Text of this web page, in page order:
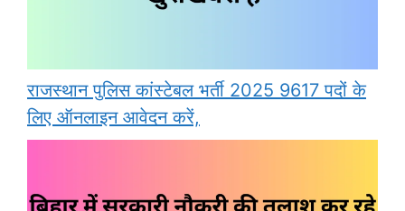
राजस्थान पुलिस कांस्टेबल भर्ती 2025 9617 पदों के
लिए ऑनलाइन आवेदन करें,